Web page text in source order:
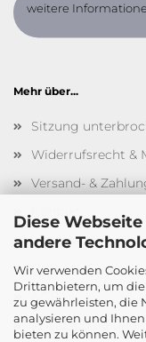
Diese
andere
Wir verwenden
Drittanbietern, um
zu gewährleisten, die
analysieren und
bieten zu können.
weitere
Mehr über...
Sitzung
Widerrufsrecht &
Versand- &
Impressum
Callback Service
AGB
Privatsphäre und